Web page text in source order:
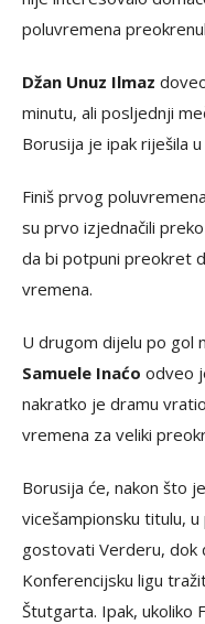
poluvremena
Džan Unuz Ilmaz
minutu, ali posljednji
Borusija je ipak riješila
Finiš prvog
su prvo izjednačili preko
da bi potpuni preokret
vremena.
U drugom dijelu po gol
Samuele Inaćo odveo
nakratko je dramu vratio
vremena za veliki
Borusija će, nakon što
vicešampionsku titulu,
gostovati Verderu, dok
Konferencijsku ligu
Štutgarta. Ipak, ukoliko